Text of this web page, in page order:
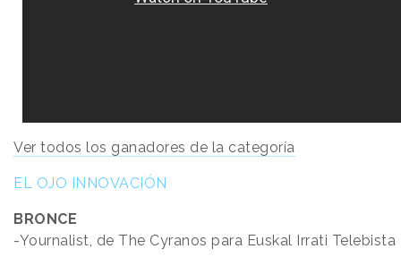
Ver todos los ganadores de la categoría
EL OJO INNOVACIÓN
BRONCE
-Yournalist, de The Cyranos para Euskal Irrati Telebista